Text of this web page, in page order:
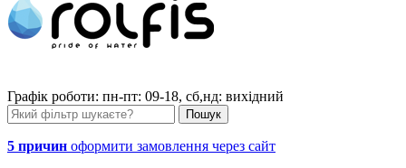
Графік роботи: пн-пт: 09-18, сб,нд: вихідний
5 причин оформити замовлення через сайт